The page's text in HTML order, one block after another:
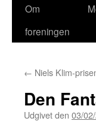
Om
foreningen
← Niels Klim-
Den
Udgivet den 03/